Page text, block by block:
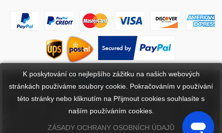
Určené ochranné známky a značky jsou majetkem příslušných vlastníků.
BaterieBuy.cz není přidružena k žádným OEM značkám. Všechny
produkty na této webové stránce jsou generické, aftermarket, náhradní díly.
Uvedené názvy značek a označení modelů mají pouze ukázat kompatibilitu
K poskytování co nejlepšího zážitku na našich webových
stránkách používáme soubory cookie. Pokračováním v používání
této stránky nebo kliknutím na Přijmout cookies souhlasíte s
naším používáním cookies.
ZÁSADY OCHRANY OSOBNÍCH ÚDAJŮ